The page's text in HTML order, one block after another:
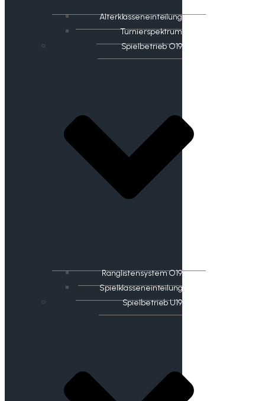
Alterklasseneinteilung
Turnierspektrum
Spielbetrieb O19
Ranglistensystem O19
Spielklasseneinteilung
Spielbetrieb U19